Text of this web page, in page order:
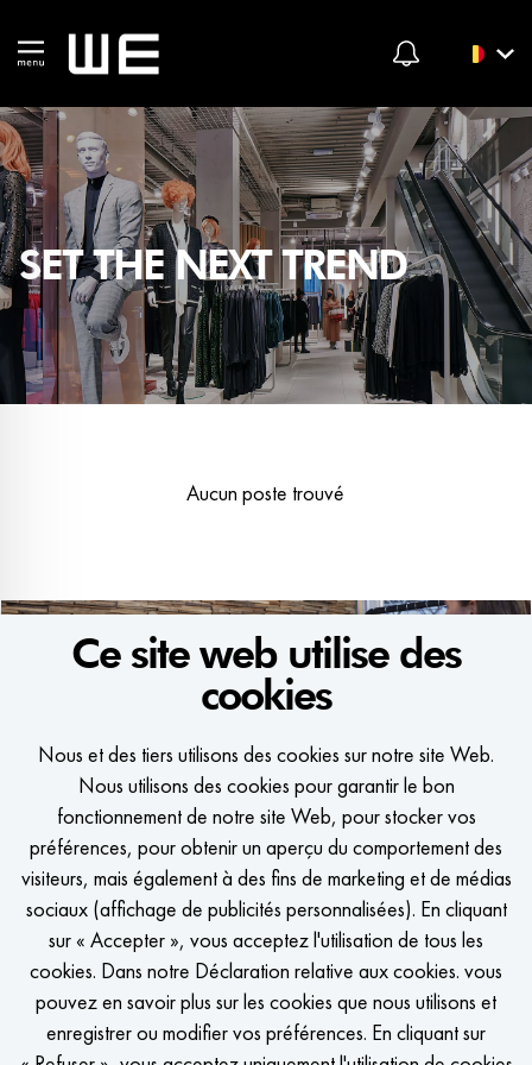
Ce site web utilise des
cookies
Nous et des tiers utilisons des cookies sur notre site Web.
Nous utilisons des cookies pour garantir le bon
fonctionnement de notre site Web, pour stocker vos
préférences, pour obtenir un aperçu du comportement des
visiteurs, mais également à des fins de marketing et de médias
sociaux (affichage de publicités personnalisées). En cliquant
sur « Accepter », vous acceptez l'utilisation de tous les
cookies. Dans notre Déclaration relative aux cookies. vous
pouvez en savoir plus sur les cookies que nous utilisons et
enregistrer ou modifier vos préférences. En cliquant sur
SET THE NEXT TREND
Aucun poste trouvé
WE WOULD LIKE TO KEEP
IN TOUCH
Vous souhaitez être averti lorsqu'il y a un poste à pourvoir?
CONFIGURER L'ALERTE D'EMPLOI